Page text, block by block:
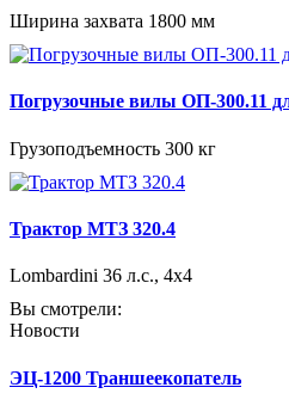
Ширина захвата 1800 мм
Погрузочные вилы ОП-300.11
Грузоподъемность 300 кг
Трактор МТЗ 320.4
Lombardini 36 л.с., 4х4
Вы смотрели:
Новости
ЭЦ-1200 Траншеекопатель